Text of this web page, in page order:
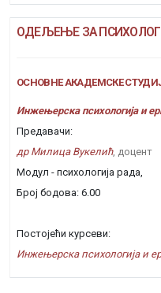
ОДЕЉЕЊЕ ЗА
ОСНОВНЕ АКАДЕМСКЕ
Инжењерска психологија и
Предавачи:
др Милица Вукелић, доцент
Модул - психологија рада,
Број бодова: 6.00
Постојећи курсеви:
Инжењерска психологија и